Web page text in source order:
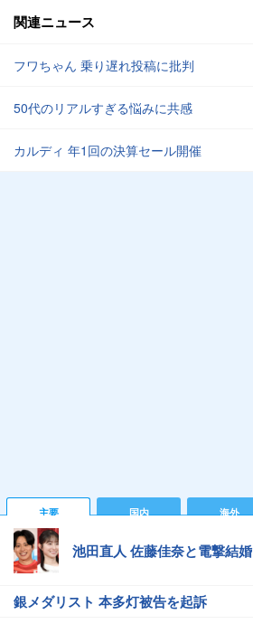
関連ニュース
フワちゃん 乗り遅れ投稿に批判
50代のリアルすぎる悩みに共感
カルディ 年1回の決算セール開催
主要 国内 海外
池田直人 佐藤佳奈と電撃結婚
銀メダリスト 本多灯被告を起訴